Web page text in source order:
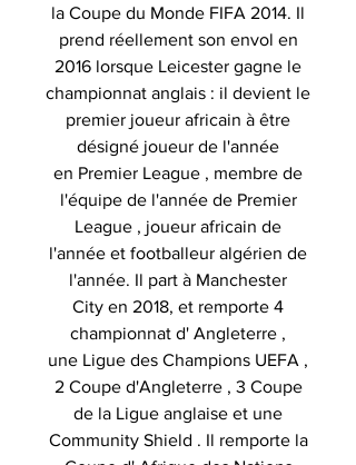
la Coupe du Monde FIFA 2014. Il
prend réellement son envol en
2016 lorsque Leicester gagne le
championnat anglais : il devient le
premier joueur africain à être
désigné joueur de l'année
en Premier League , membre de
l'équipe de l'année de Premier
League , joueur africain de
l'année et footballeur algérien de
l'année. Il part à Manchester
City en 2018, et remporte 4
championnat d' Angleterre ,
une Ligue des Champions UEFA ,
2 Coupe d'Angleterre , 3 Coupe
de la Ligue anglaise et une
Community Shield . Il remporte la